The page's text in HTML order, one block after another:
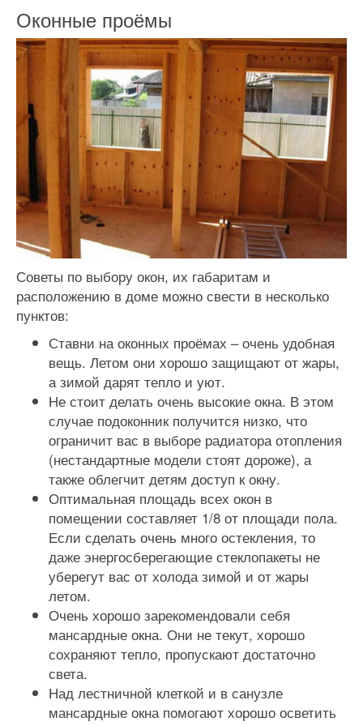
Оконные проёмы
Советы по выбору окон, их габаритам и
расположению в доме можно свести в несколько
пунктов:
Ставни на оконных проёмах – очень удобная
вещь. Летом они хорошо защищают от жары,
а зимой дарят тепло и уют.
Не стоит делать очень высокие окна. В этом
случае подоконник получится низко, что
ограничит вас в выборе радиатора отопления
(нестандартные модели стоят дороже), а
также облегчит детям доступ к окну.
Оптимальная площадь всех окон в
помещении составляет 1/8 от площади пола.
Если сделать очень много остекления, то
даже энергосберегающие стеклопакеты не
уберегут вас от холода зимой и от жары
летом.
Очень хорошо зарекомендовали себя
мансардные окна. Они не текут, хорошо
сохраняют тепло, пропускают достаточно
света.
Над лестничной клеткой и в санузле
мансардные окна помогают хорошо осветить